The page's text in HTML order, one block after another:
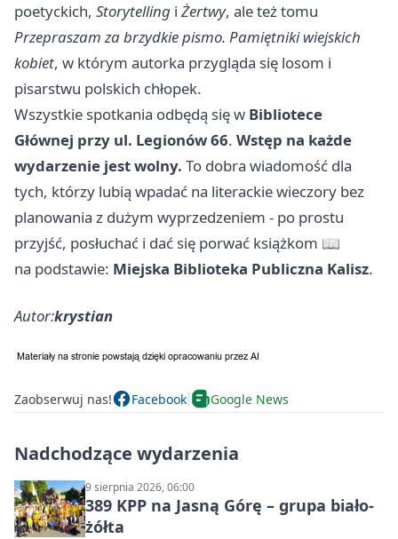
poetyckich, Storytelling i Żertwy, ale też tomu
Przepraszam za brzydkie pismo. Pamiętniki wiejskich
kobiet, w którym autorka przygląda się losom i
pisarstwu polskich chłopek.
Wszystkie spotkania odbędą się w Bibliotece
Głównej przy ul. Legionów 66. Wstęp na każde
wydarzenie jest wolny. To dobra wiadomość dla
tych, którzy lubią wpadać na literackie wieczory bez
planowania z dużym wyprzedzeniem - po prostu
przyjść, posłuchać i dać się porwać książkom 📖
na podstawie: Miejska Biblioteka Publiczna Kalisz.
Autor:krystian
Zaobserwuj nas! Facebook Google News
Nadchodzące wydarzenia
9 sierpnia 2026, 06:00
389 KPP na Jasną Górę – grupa biało-
żółta